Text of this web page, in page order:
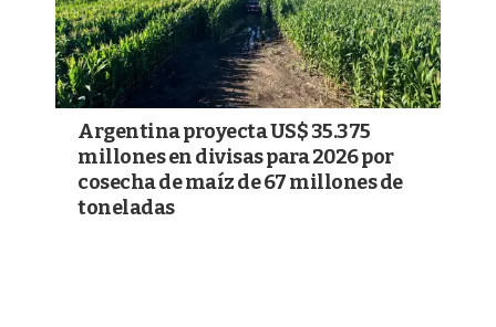
Argentina proyecta US$ 35.375
millones en divisas para 2026 por
cosecha de maíz de 67 millones de
toneladas